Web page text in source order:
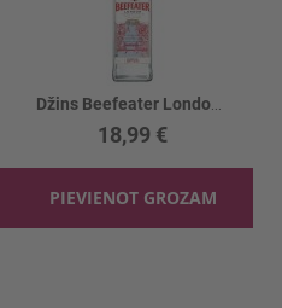
18,99 €
PIEVIENOT GROZAM